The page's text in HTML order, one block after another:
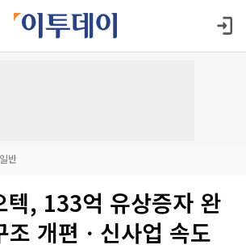
일반
텍, 133억 유상증자 완
개편ㆍ신사업 속도